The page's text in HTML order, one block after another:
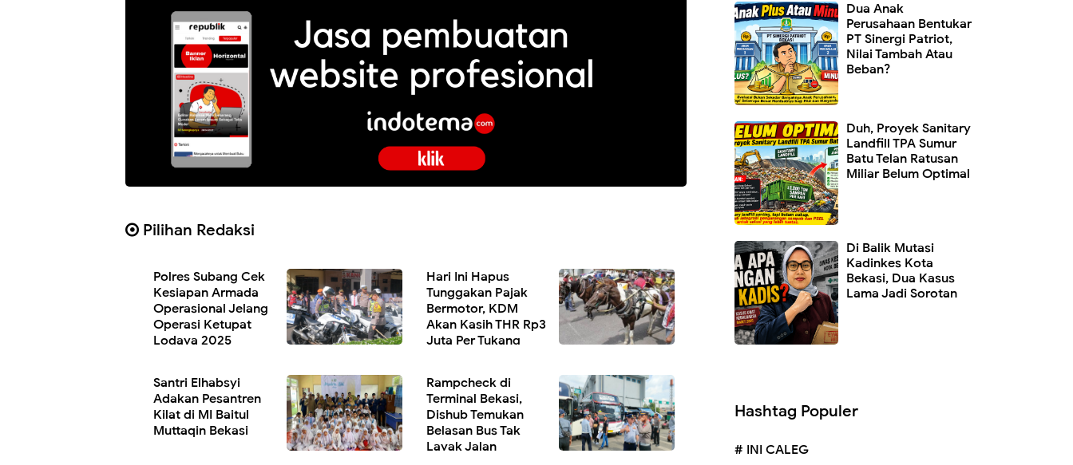
Pilihan Redaksi
Polres Subang Cek
Kesiapan Armada
Operasional Jelang
Operasi Ketupat
Lodaya 2025
Hari Ini Hapus
Tunggakan Pajak
Bermotor, KDM
Akan Kasih THR Rp3
Juta Per Tukang
Santri Elhabsyi
Adakan Pesantren
Kilat di MI Baitul
Muttaqin Bekasi
Rampcheck di
Terminal Bekasi,
Dishub Temukan
Belasan Bus Tak
Layak Jalan
Dua Anak
Perusahaan Bentukan
PT Sinergi Patriot,
Nilai Tambah Atau
Beban?
Duh, Proyek Sanitary
Landfill TPA Sumur
Batu Telan Ratusan
Miliar Belum Optimal
Di Balik Mutasi
Kadinkes Kota
Bekasi, Dua Kasus
Lama Jadi Sorotan
Hashtag Populer
# INI CALEG